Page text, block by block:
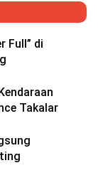
Full” di
Takalar